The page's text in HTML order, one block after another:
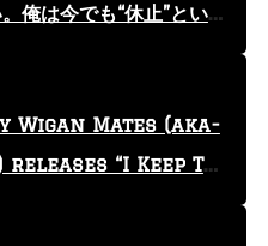
俺は今でも“休止”とい
Wigan Mates (aka-
“I Keep Tr